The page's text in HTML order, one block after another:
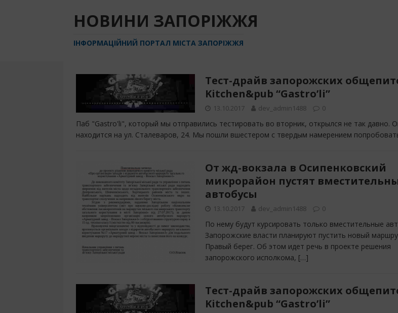
НОВИНИ ЗАПОРІЖЖЯ
ІНФОРМАЦІЙНИЙ ПОРТАЛ МІСТА ЗАПОРІЖЖЯ
Тест-драйв запорожских
Kitchen&pub “Gastro’li”
13.10.2017 dev_admin1488 0
Паб "Gastro'li", который мы отправились тестировать во вторник, открылся не так давно.
находится на ул. Сталеваров, 24. Мы пошли вшестером с твердым намерением
От жд-вокзала в Осипенковский
микрорайон пустят
автобусы
13.10.2017 dev_admin1488 0
По нему будут курсировать только вместительные
Запорожские власти планируют пустить новый
Правый берег. Об этом идет речь в проекте решения
запорожского исполкома, […]
Тест-драйв запорожских
Kitchen&pub “Gastro’li”